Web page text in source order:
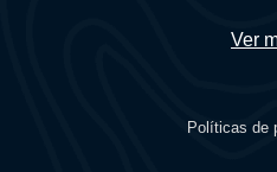
Ver
Políticas de